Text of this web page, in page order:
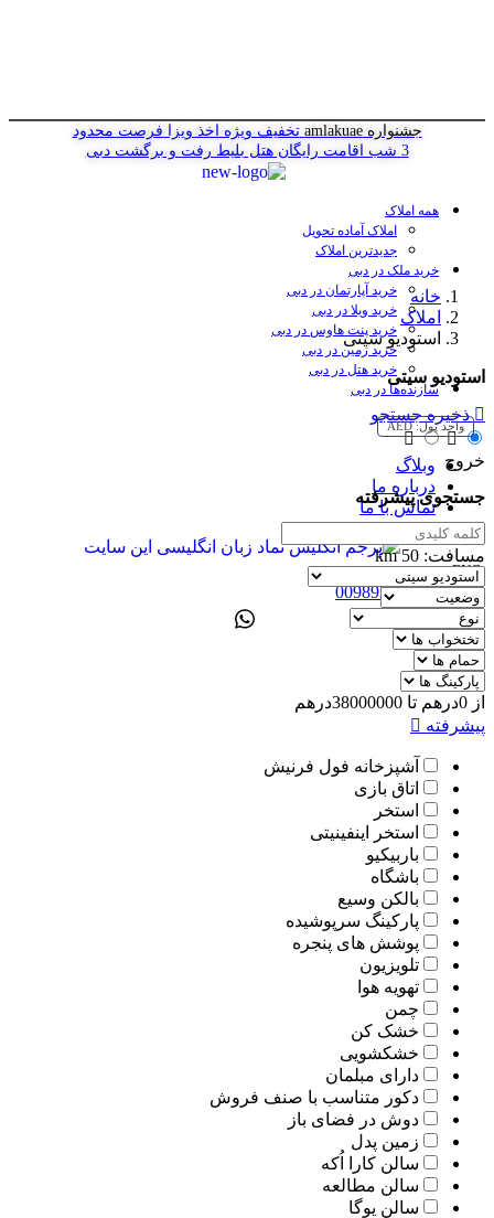
جشنواره amlakuae تخفیف ویژه اخذ ویزا فرصت محدود
3 شب اقامت رایگان هتل
بلیط رفت و برگشت دبی
همه املاک
املاک آماده تحویل
جدیدترین املاک
خرید ملک در دبی
خرید آپارتمان در دبی
خرید ویلا در دبی
خرید پنت هاوس در دبی
خرید زمین در دبی
خرید هتل در دبی
سازنده‌ها در دبی
واحد پول: AED
وبلاگ
درباره ما
تماس با ما
ENG
00989305885808
خانه
املاک
استودیو سیتی
استودیو سیتی
ذخیره جستجو
خروج
جستجوی پیشرفته
مسافت: 50
km
از 0درهم تا 38000000درهم
پیشرفته
آشپزخانه فول فرنیش
اتاق بازی
استخر
استخر اینفینیتی
باربیکیو
باشگاه
بالکن وسیع
پارکینگ سرپوشیده
پوشش های پنجره
تلویزیون
تهویه هوا
چمن
خشک کن
خشکشویی
دارای مبلمان
دکور متناسب با صنف فروش
دوش در فضای باز
زمین پدل
سالن کارا اُکه
سالن مطالعه
سالن یوگا